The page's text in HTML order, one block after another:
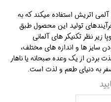
اتریش استفاده میکند که به
تولید این محصول طبق
زیر نظر تکنیکر های آلمانی
سایز ها و اندازه های مختلف،
بردن از یک وعده صبحانه یا ناهار
به دنیای طعم و لذت است.